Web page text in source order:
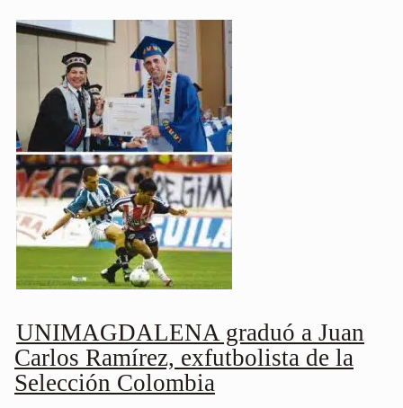
UNIMAGDALENA graduó a Juan
Carlos Ramírez, exfutbolista de la
Selección Colombia